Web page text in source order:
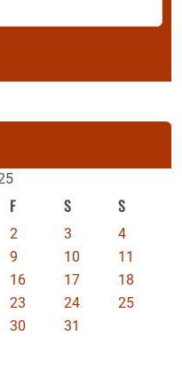
F S S
2 3
4
9 10
11
16 17
18
23 24
25
30
31